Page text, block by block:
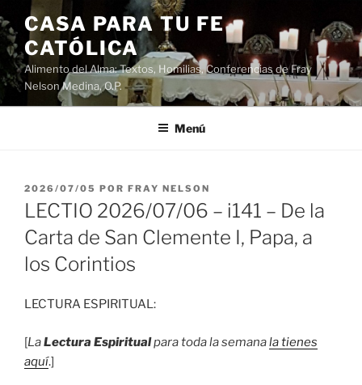
Saltar
al
contenido
CASA PARA TU FE
CATÓLICA
Alimento del Alma: Textos, Homilias, Conferencias de Fray
Nelson Medina, O.P.
Menú
PUBLICADO
EL
2026/07/05 POR FRAY NELSON
LECTIO 2026/07/06 – i141 – De la
Carta de San Clemente I, Papa, a
los Corintios
LECTURA ESPIRITUAL:
[LaLectura Espiritualpara toda la semanala tienes
aquí.]